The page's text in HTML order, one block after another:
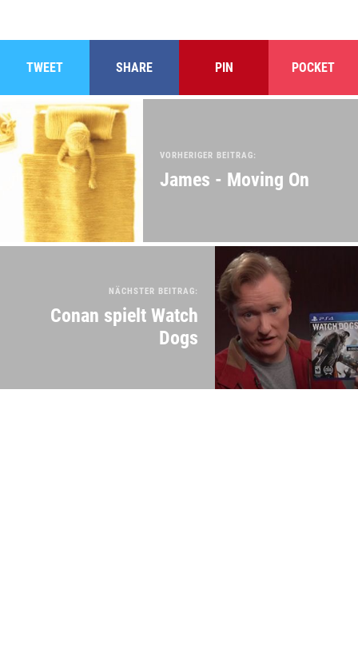
TWEET SHARE PIN POCKET
VORHERIGER BEITRAG:
James - Moving On
NÄCHSTER BEITRAG:
Conan spielt Watch
Dogs